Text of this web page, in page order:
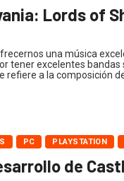
Lords of
una música
tener excelentes
refiere a la composición
PC PLAYSTATION
de